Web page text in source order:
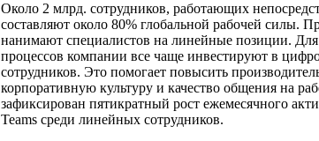
Около 2 млрд. сотрудников, работающих
составляют около 80% глобальной рабочей силы.
нанимают специалистов на линейные позиции.
процессов компании все чаще инвестируют в
сотрудников. Это помогает повысить
корпоративную культуру и качество общения на
зафиксирован пятикратный рост ежемесячного
Teams среди линейных сотрудников.